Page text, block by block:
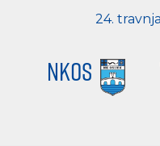
24.
NKOS